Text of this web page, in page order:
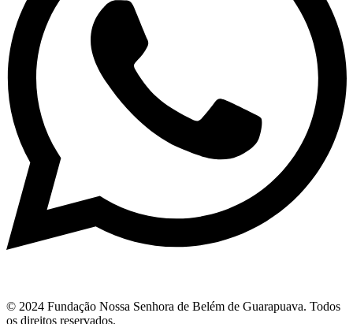
© 2024 Fundação Nossa Senhora de Belém de Guarapuava. Todos
os direitos reservados.